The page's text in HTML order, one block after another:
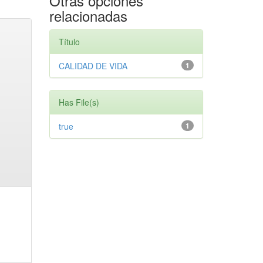
relacionadas
Título
1
CALIDAD DE VIDA
Has File(s)
1
true